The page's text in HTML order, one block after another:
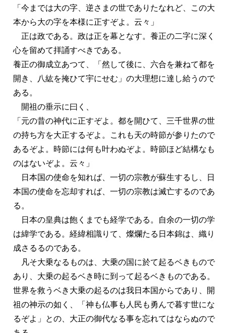
「今までは大の字、逆さまの世でありたなれど、この大
本から大の字を本様に正すぞよ。云々」
正は政である。政は正を幕となす。養正の二字に深く
心を留めて拝誦すべきである。
養正の御成立あつて、「然して後に、六合を兼ねて都を
開き、八紘を掩ひて宇にせむ」の大理想に達し給うので
ある。
開祖の垂示に曰く、
「元の昔の神代に正すぞよ。都を開ひて、三千世界の世
の持ち方を大正するぞよ。これも天の時節が参りたので
あるぞよ。時節には何も叶わぬぞよ。時節ほど結構なも
のはないぞよ。云々」
日本国の使命を知れば、一切の宗教が蘇生するし、日
本国の使命を忘却すれば、一切の宗教は滅亡するのであ
る。
日本の皇典は飽くまでも経学である。自余の一切の学
は緯学である。経緯相識りて、燦爛たる日本錦は、織り
成さるるのである。
凡そ大乗なるものは、大乗の国に於て起るベきもので
あり、大乗の起るベき時に到って起るベきものである。
世界を救うベき大乗の起るのは我日本国からであり、開
祖の神示の如く、「神も仏事も人民も勇んで暮す世にな
るぞよ」との、大正の御代なる事を忘れてはならぬので